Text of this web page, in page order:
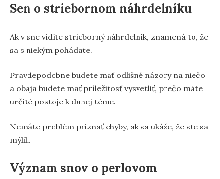
Sen o striebornom náhrdelníku
Ak v sne vidíte strieborný náhrdelník, znamená to, že
sa s niekým pohádate.
Pravdepodobne budete mať odlišné názory na niečo
a obaja budete mať príležitosť vysvetliť, prečo máte
určité postoje k danej téme.
Nemáte problém priznať chyby, ak sa ukáže, že ste sa
mýlili.
Význam snov o perlovom